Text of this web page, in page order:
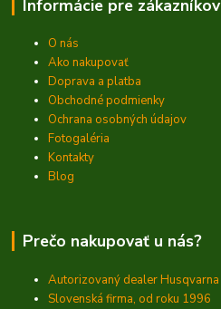
Informácie pre zákazníkov
O nás
Ako nakupovať
Doprava a platba
Obchodné podmienky
Ochrana osobných údajov
Fotogaléria
Kontakty
Blog
Prečo nakupovať u nás?
Autorizovaný dealer Husqvarna
Slovenská firma, od roku 1996